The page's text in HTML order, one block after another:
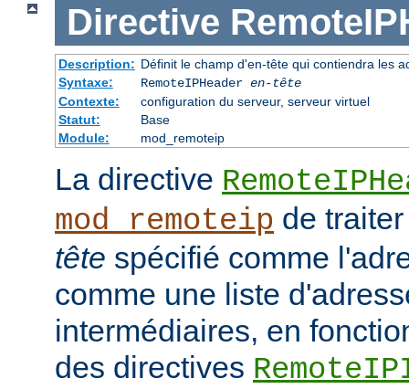
Directive
Description: Définit le champ d'en-tête qui contiendra les
Syntaxe:
RemoteIPHeader en-tête
Contexte:
configuration du serveur, serveur virtuel
Statut:
Base
Module:
mod_remoteip
La directive
mod_remoteip de
tête spécifié comme
comme une liste
intermédiaires, en
des directives